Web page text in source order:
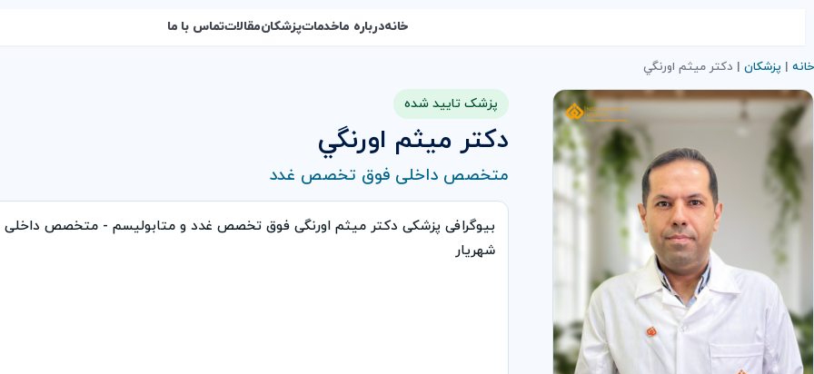
خانهدرباره ماخدماتپزشکانمقالاتتماس با ما
خانه | پزشکان | دکتر ميثم اورنگي
پزشک تایید شده
دکتر ميثم اورنگي
متخصص داخلی فوق تخصص غدد
بیوگرافی پزشکی دکتر میثم اورنگی فوق تخصص غدد و متابولیسم - متخصص
شهریار